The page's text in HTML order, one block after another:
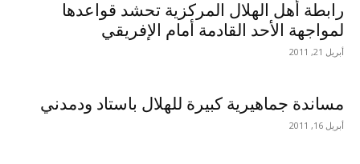
رابطة أهل الهلال المركزية تحشد قواعدها
لمواجهة الأحد القادمة أمام الإفريقي
أبريل 21, 2011
مساندة جماهيرية كبيرة للهلال باستاد ودمدني
أبريل 16, 2011